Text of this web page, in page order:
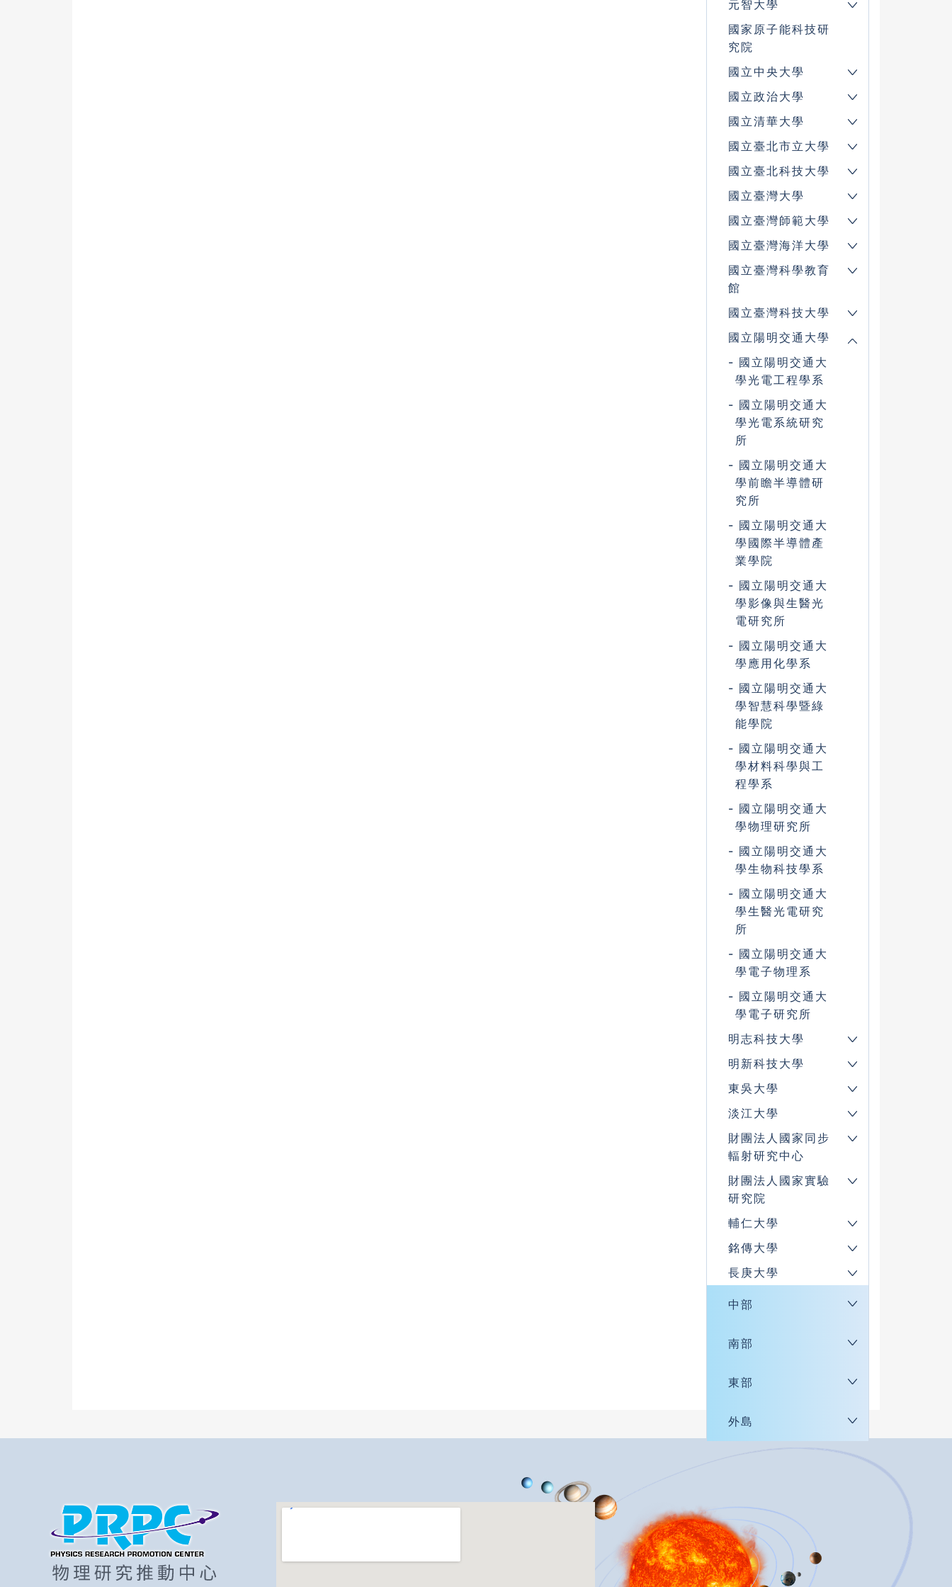
元智大學
國家原子能科技研
究院
國立中央大學
國立政治大學
國立清華大學
國立臺北市立大學
國立臺北科技大學
國立臺灣大學
國立臺灣師範大學
國立臺灣海洋大學
國立臺灣科學教育
館
國立臺灣科技大學
國立陽明交通大學
國立陽明交通大
學光電工程學系
國立陽明交通大
學光電系統研究
所
國立陽明交通大
學前瞻半導體研
究所
國立陽明交通大
學國際半導體產
業學院
國立陽明交通大
學影像與生醫光
電研究所
國立陽明交通大
學應用化學系
國立陽明交通大
學智慧科學暨綠
能學院
國立陽明交通大
學材料科學與工
程學系
國立陽明交通大
學物理研究所
國立陽明交通大
學生物科技學系
國立陽明交通大
學生醫光電研究
所
國立陽明交通大
學電子物理系
國立陽明交通大
學電子研究所
明志科技大學
明新科技大學
東吳大學
淡江大學
財團法人國家同步
輻射研究中心
財團法人國家實驗
研究院
輔仁大學
銘傳大學
長庚大學
中部
南部
東部
外島